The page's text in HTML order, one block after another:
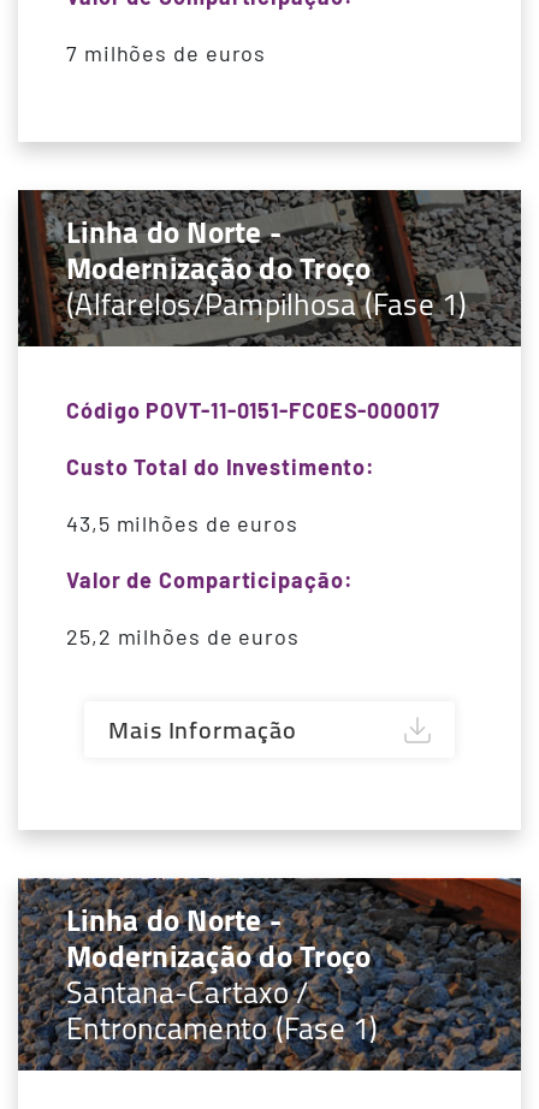
7 milhões de euros
Linha do Norte -
Modernização do Troço
(Alfarelos/Pampilhosa (Fase 1)
Código POVT-11-0151-FC0ES-000017
Custo Total do Investimento:
43,5 milhões de euros
Valor de Comparticipação:
25,2 milhões de euros
Mais Informação
Linha do Norte -
Modernização do Troço
Santana-Cartaxo /
Entroncamento (Fase 1)